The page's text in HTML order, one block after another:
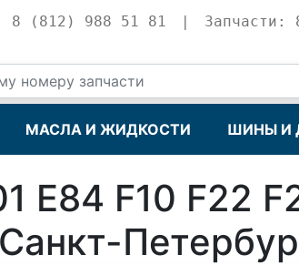
8 (812) 988 51 81 |
МАСЛА И ЖИДКОСТИ ШИНЫ И
E84 F10 F22